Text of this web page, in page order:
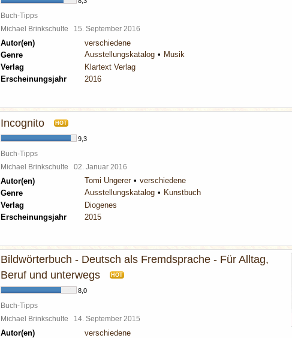
Buch-Tipps
Michael Brinkschulte 15. September 2016
Autor(en)
verschiedene
Genre
Ausstellungskatalog
Musik
Verlag
Klartext Verlag
Erscheinungsjahr
2016
Incognito HOT
9,3
Buch-Tipps
Michael Brinkschulte 02. Januar 2016
Autor(en) Tomi Ungerer
verschiedene
Genre
Ausstellungskatalog
Kunstbuch
Verlag
Diogenes
Erscheinungsjahr
2015
Bildwörterbuch - Deutsch als Fremdsprache - Für Alltag,
Beruf und unterwegs
HOT
8,0
Buch-Tipps
Michael Brinkschulte 14. September 2015
Autor(en)
verschiedene